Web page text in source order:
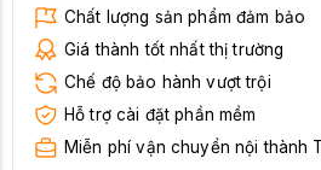
Chất lượng sản phẩm đảm bảo
Giá thành tốt nhất thị trường
Chế độ bảo hành vượt trội
Hỗ trợ cài đặt phần mềm
Miễn phí vận chuyển nội thành